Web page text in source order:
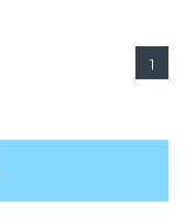
1